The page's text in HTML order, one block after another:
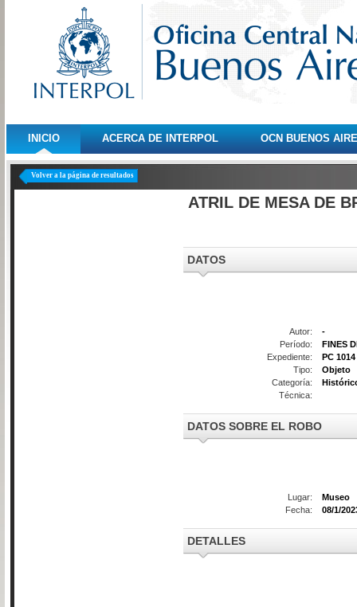
INICIO ACERCA DE INTERPOL OCN BUENOS
Volver a la página de resultados
ATRIL DE MESA DE
DATOS
Autor:
-
Período:
FINES
Expediente:
PC 1014
Tipo:
Objeto
Categoría:
Técnica:
DATOS SOBRE EL ROBO
Lugar:
Museo
Fecha:
08/1/
DETALLES